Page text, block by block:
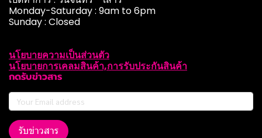
Monday-Saturday : 9am to 6pm
Sunday : Closed
นโยบายความเป็นส่วนตัว
นโยบายการเคลมสินค้า,การรับประกันสินค้า
กดรับข่าวสาร
รับข่าวสาร